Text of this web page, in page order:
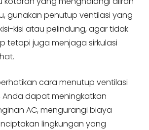
gunakan penutup ventilasi yang
kisi atau pelindung, agar tidak
tetapi juga menjaga sirkulasi
cara menutup ventilasi
dapat meningkatkan
AC, mengurangi biaya
lingkungan yang